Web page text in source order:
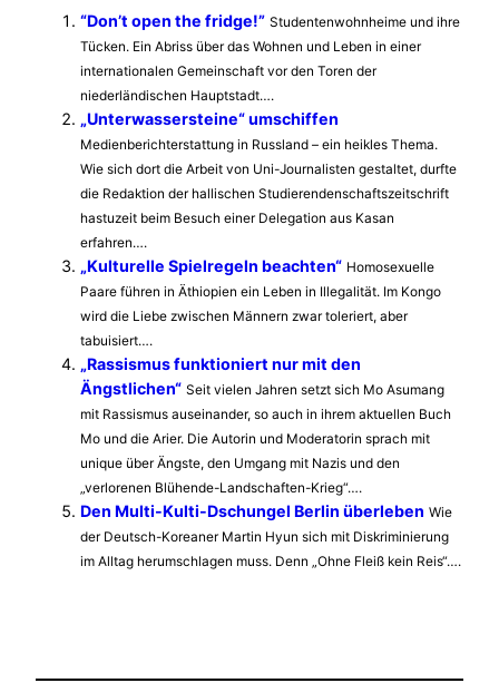
“Don’t open the fridge!” Studentenwohnheime und ihre
Tücken. Ein Abriss über das Wohnen und Leben in einer
internationalen Gemeinschaft vor den Toren der
niederländischen Hauptstadt….
„Unterwassersteine“ umschiffen
Medienberichterstattung in Russland – ein heikles Thema.
Wie sich dort die Arbeit von Uni-Journalisten gestaltet, durfte
die Redaktion der hallischen Studierendenschaftszeitschrift
hastuzeit beim Besuch einer Delegation aus Kasan
erfahren….
„Kulturelle Spielregeln beachten“ Homosexuelle
Paare führen in Äthiopien ein Leben in Illegalität. Im Kongo
wird die Liebe zwischen Männern zwar toleriert, aber
tabuisiert….
„Rassismus funktioniert nur mit den
Ängstlichen“ Seit vielen Jahren setzt sich Mo Asumang
mit Rassismus auseinander, so auch in ihrem aktuellen Buch
Mo und die Arier. Die Autorin und Moderatorin sprach mit
unique über Ängste, den Umgang mit Nazis und den
„verlorenen Blühende-Landschaften-Krieg“….
Den Multi-Kulti-Dschungel Berlin überleben Wie
der Deutsch-Koreaner Martin Hyun sich mit Diskriminierung
im Alltag herumschlagen muss. Denn „Ohne Fleiß kein Reis“….